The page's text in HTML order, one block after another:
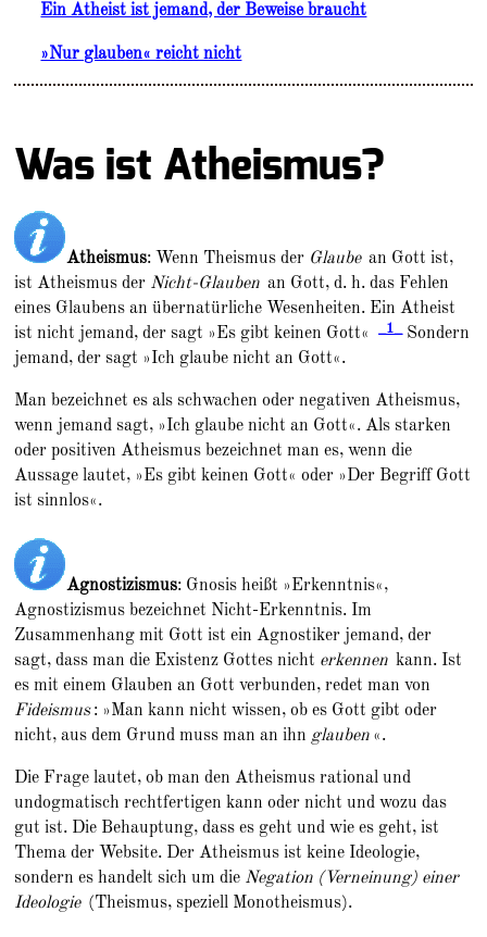
Ein Atheist ist jemand, der Beweise braucht
»Nur glauben« reicht nicht
Was ist Atheismus?
Atheismus: Wenn Theismus der Glaubean Gott ist,
ist Atheismus der Nicht-Glauben an Gott, d. h. das Fehlen
eines Glaubens an übernatürliche Wesenheiten. Ein Atheist
ist nicht jemand, der sagt »Es gibt keinen Gott«
_1_ Sondern
jemand, der sagt »Ich glaube nicht an Gott«.
Man bezeichnet es als schwachen oder negativen Atheismus,
wenn jemand sagt, »Ich glaube nicht an Gott«. Als starken
oder positiven Atheismus bezeichnet man es, wenn die
Aussage lautet, »Es gibt keinen Gott« oder »Der Begriff Gott
ist sinnlos«.
Agnostizismus: Gnosis heißt »Erkenntnis«,
Agnostizismus bezeichnet Nicht-Erkenntnis. Im
Zusammenhang mit Gott ist ein Agnostiker jemand, der
sagt, dass man die Existenz Gottes nicht erkennen kann. Ist
es mit einem Glauben an Gott verbunden, redet man von
Fideismus: »Man kann nicht wissen, ob es Gott gibt oder
nicht, aus dem Grund muss man an ihn glauben «.
Die Frage lautet, ob man den Atheismus rational und
undogmatisch rechtfertigen kann oder nicht und wozu das
gut ist. Die Behauptung, dass es geht und wie es geht, ist
Thema der Website. Der Atheismus ist keine Ideologie,
sondern es handelt sich um die Negation (Verneinung) einer
Ideologie(Theismus, speziell Monotheismus).